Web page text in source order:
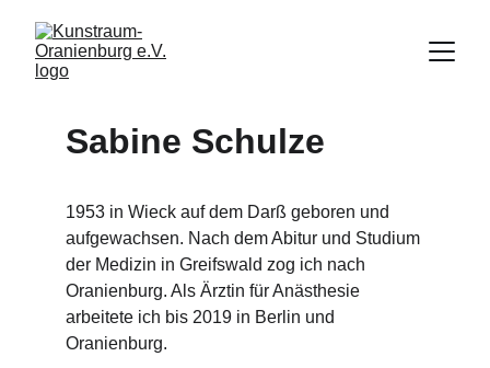
Sabine Schulze
1953 in Wieck auf dem Darß geboren und
aufgewachsen. Nach dem Abitur und Studium
der Medizin in Greifswald zog ich nach
Oranienburg. Als Ärztin für Anästhesie
arbeitete ich bis 2019 in Berlin und
Oranienburg.